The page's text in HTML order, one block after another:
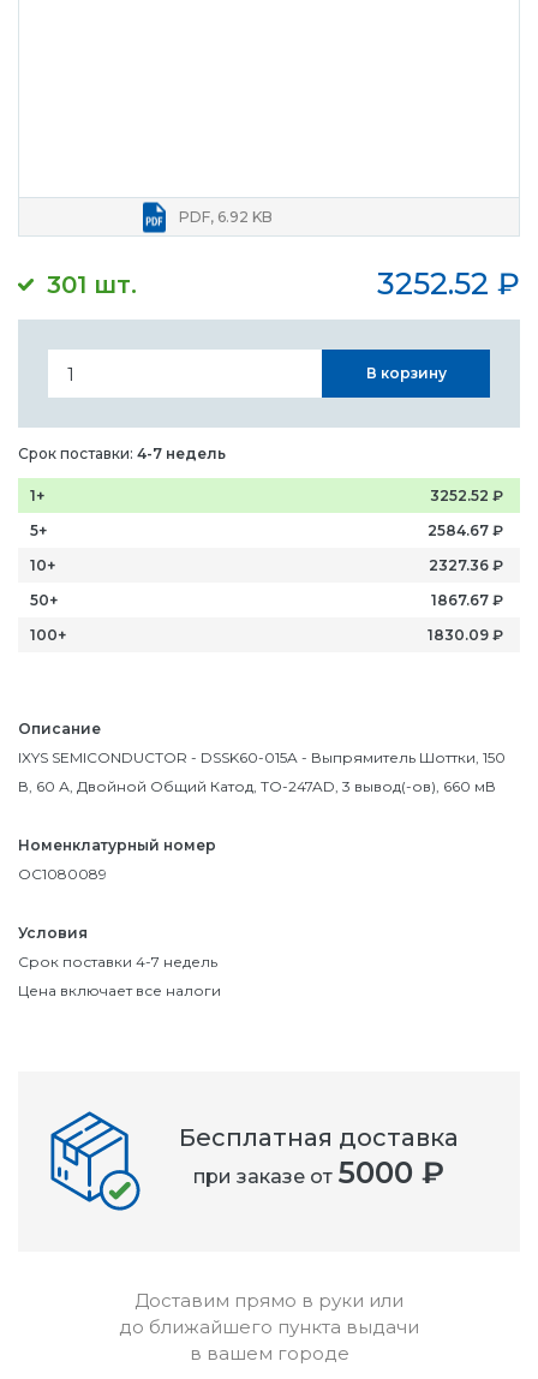
301 шт. 3252.52 ₽
PDF, 6.92 KB
Описание
IXYS SEMICONDUCTOR - DSSK60-015A - Выпрямитель Шоттки, 150
В, 60 А, Двойной Общий Катод, TO-247AD, 3 вывод(-ов), 660 мВ
Номенклатурный номер
OC1080089
Условия
Срок поставки 4-7 недель
Цена включает все налоги
В корзину
Срок поставки: 4-7 недель
1+ 3252.52 ₽
5+
2584.67 ₽
10+
2327.36 ₽
50+
1867.67 ₽
100+
1830.09 ₽
Бесплатная доставка
при заказе от 5000 ₽
Доставим прямо в руки или
до ближайшего пункта выдачи
в вашем городе